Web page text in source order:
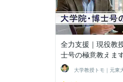
全力支援｜現役教
士号の極意教えま
大学教授トモ｜元東